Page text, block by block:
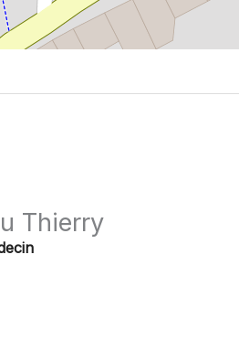
Thierry